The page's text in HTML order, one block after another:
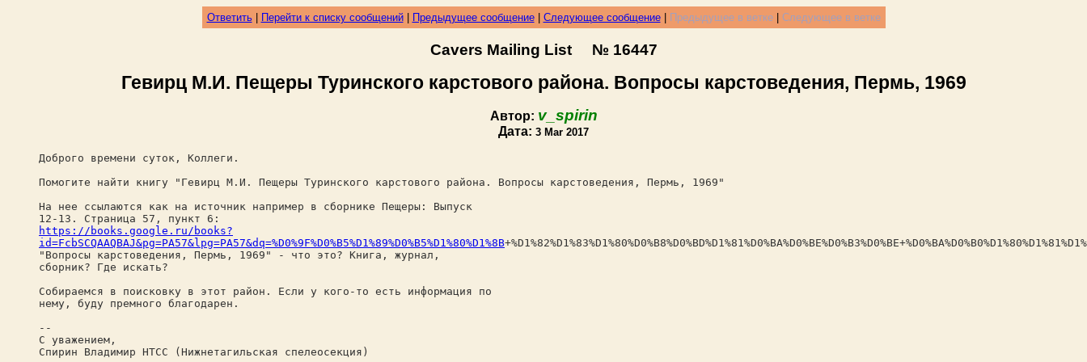
Ответить| Перейти к списку сообщений| Предыдущее сообщение| Следующее сообщение| Предыдущее в ветке| Следующее в ветке
Cavers Mailing List № 16447
Гевирц М.И. Пещеры Туринского карстового района. Вопросы карстоведения, Пермь, 1969
Автор: v_spirin
Дата: 3 Mar 2017
Доброго времени суток, Коллеги.
Помогите найти книгу "Гевирц М.И. Пещеры Туринского карстового района. Вопросы карстоведения, Пермь, 1969"
На нее ссылаются как на источник например в сборнике Пещеры: Выпуск
12-13. Страница 57, пункт 6:
https://books.google.ru/books?
id=FcbSCQAAQBAJ&pg=PA57&lpg=PA57&dq=%D0%9F%D0%B5%D1%89%D0%B5%D1%80%D1%8B
"Вопросы карстоведения, Пермь, 1969" - что это? Книга, журнал,
сборник? Где искать?
Собираемся в поисковку в этот район. Если у кого-то есть информация по
нему, буду премного благодарен.
--
С уважением,
Спирин Владимир НТСС (Нижнетагильская спелеосекция)